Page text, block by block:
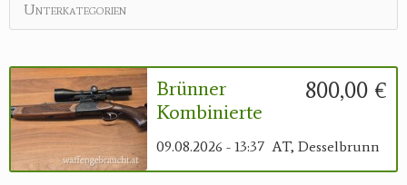
Unterkategorien
800,00 €
Brünner
Kombinierte
09.08.2026 - 13:37 AT, Desselbrunn